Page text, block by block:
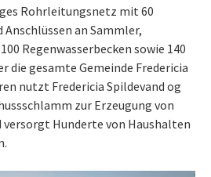
Rohrleitungsnetz mit 60
an Sammler,
Regenwasserbecken sowie 140
die gesamte Gemeinde Fredericia
nutzt Fredericia Spildevand og
zur Erzeugung von
versorgt Hunderte von Haushalten